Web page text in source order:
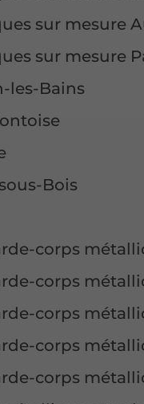
sur mesure
sur mesure
les-Bains
Bois
corps
corps
corps
corps
corps